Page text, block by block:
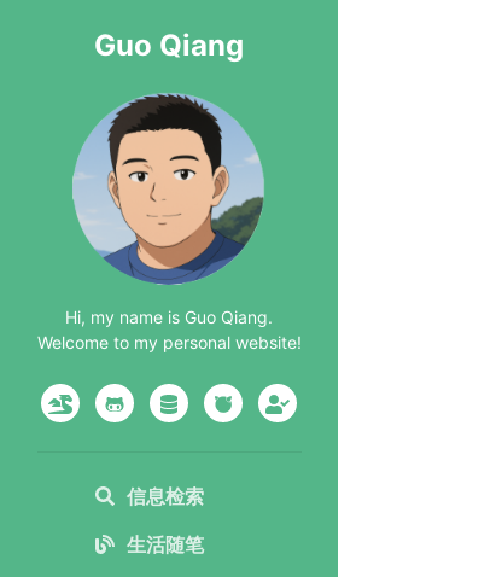
Guo Qiang
Hi, my name is Guo Qiang.
Welcome to my personal website!
信息检索
生活随笔